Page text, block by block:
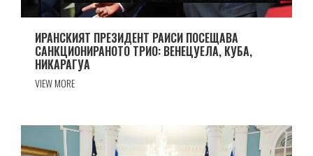
ИРАНСКИЯТ ПРЕЗИДЕНТ РАИСИ ПОСЕЩАВА
САНКЦИОНИРАНОТО ТРИО: ВЕНЕЦУЕЛА, КУБА,
НИКАРАГУА
VIEW MORE